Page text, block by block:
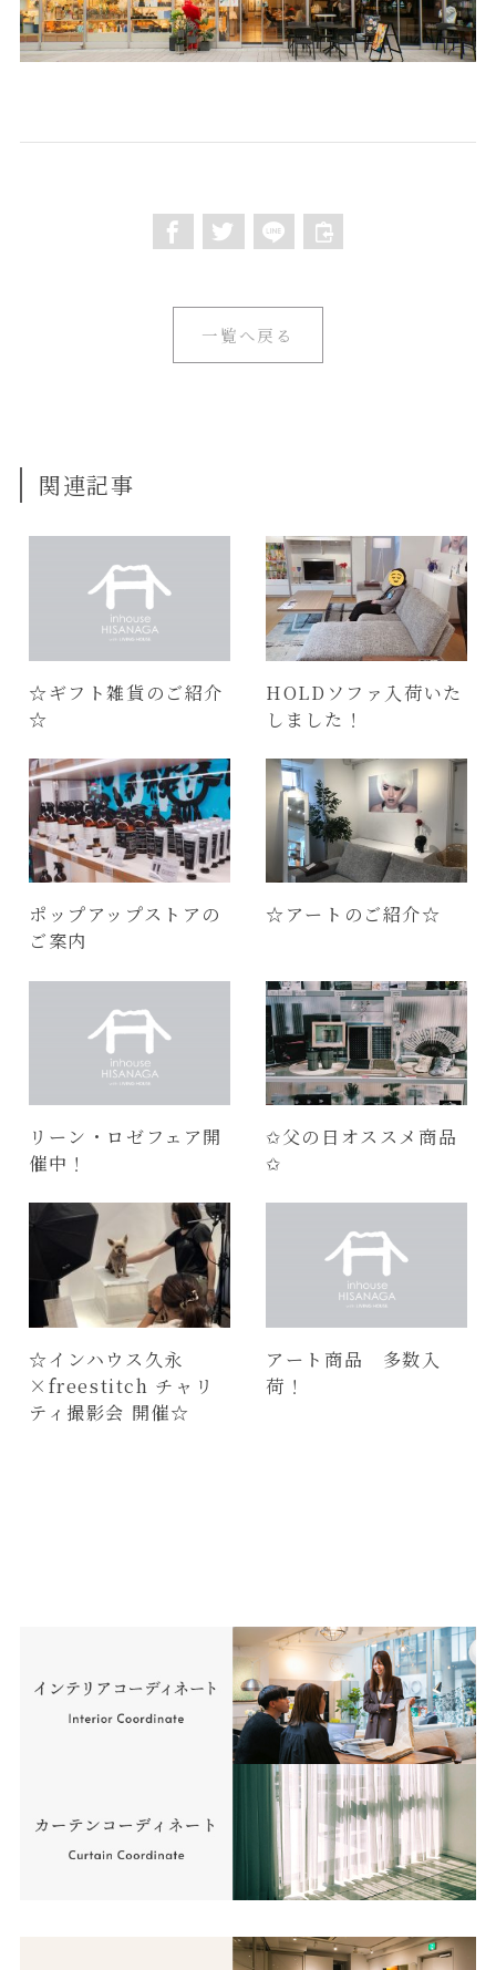
一覧へ戻る
関連記事
☆ギフト雑貨のご紹介
☆
HOLDソファ入荷いた
しました！
ポップアップストアの
ご案内
☆アートのご紹介☆
リーン・ロゼフェア開
催中！
✩父の日オススメ商品
✩
☆インハウス久永
×freestitch チャリ
ティ撮影会 開催☆
アート商品 多数入
荷！